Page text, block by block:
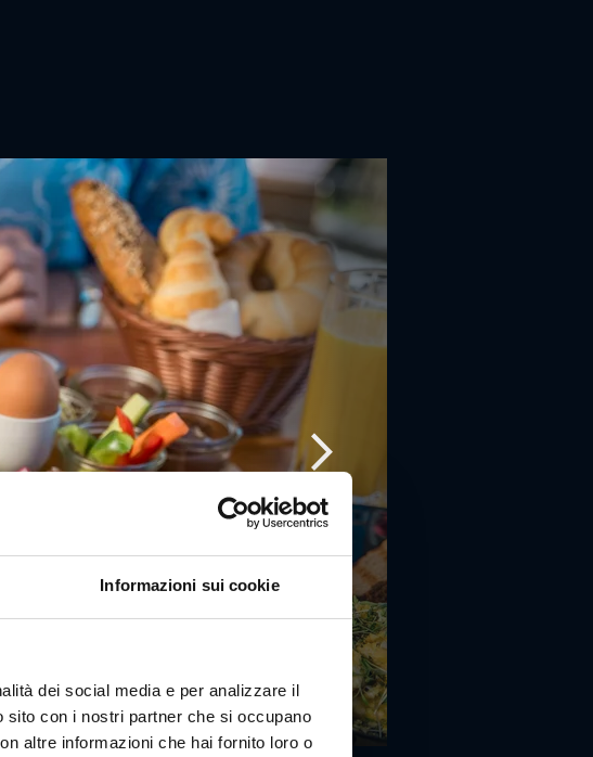
Informazioni sui cookie
dei social media e per analizzare il
con i nostri partner che si occupano
altre informazioni che hai fornito loro o